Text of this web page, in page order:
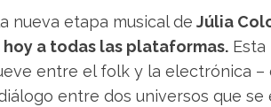
nueva etapa musical de Júlia
a todas las plataformas.
entre el folk y la electrónica
entre dos universos que